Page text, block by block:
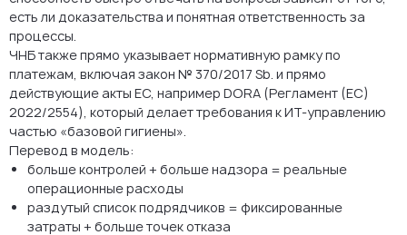
есть ли доказательства и понятная ответственность за
процессы.
ЧНБ также прямо указывает нормативную рамку по
платежам, включая закон № 370/2017 Sb. и прямо
действующие акты ЕС, например DORA (Регламент (ЕС)
2022/2554), который делает требования к ИТ-управлению
частью «базовой гигиены».
Перевод в модель:
больше контролей + больше надзора = реальные
операционные расходы
раздутый список подрядчиков = фиксированные
затраты + больше точек отказа